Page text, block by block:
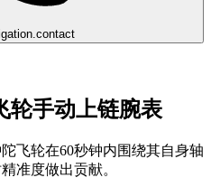
轮手动上链腕表
飞轮在60秒钟内围绕其自身轴
准度做出贡献。